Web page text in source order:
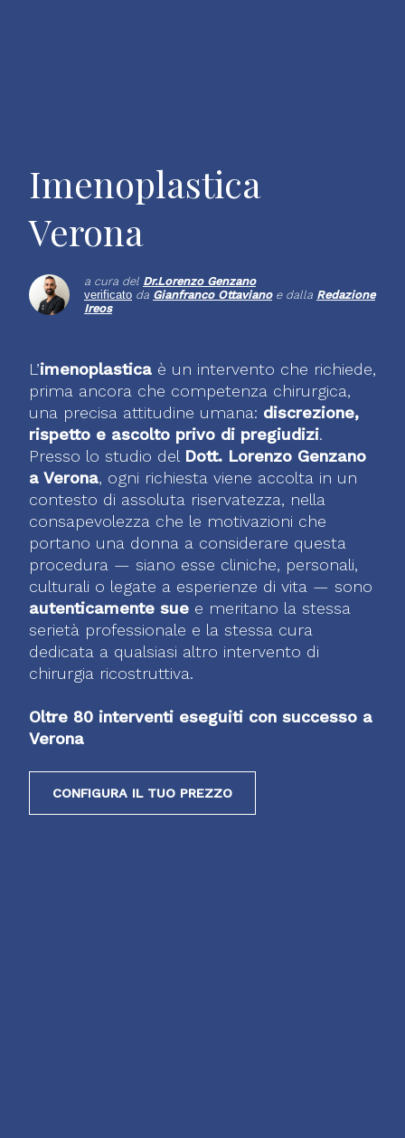
Imenoplastica
Verona
a cura del Dr.Lorenzo Genzano
verificato da Gianfranco Ottavianoe dalla Redazione
Ireos
L’imenoplastica è un intervento che richiede,
prima ancora che competenza chirurgica,
una precisa attitudine umana: discrezione,
rispetto e ascolto privo di pregiudizi.
Presso lo studio del Dott. Lorenzo Genzano
a Verona, ogni richiesta viene accolta in un
contesto di assoluta riservatezza, nella
consapevolezza che le motivazioni che
portano una donna a considerare questa
procedura — siano esse cliniche, personali,
culturali o legate a esperienze di vita — sono
autenticamente sue e meritano la stessa
serietà professionale e la stessa cura
dedicata a qualsiasi altro intervento di
chirurgia ricostruttiva.
Oltre 80 interventi eseguiti con successo a
Verona
CONFIGURA IL TUO PREZZO